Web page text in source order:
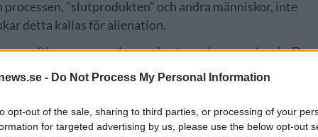
- Do Not Process My Personal Information
opt-out of the sale, sharing to third parties, or processing of your
for targeted advertising by us, please use the below opt-out
”slutprodukten” och andra människor, inte
detta kallas för alienation.
craftbryggare upplever något ganska annorlunda. De
bryggprocessen och communityn kring öl. Det handlar
med ingredienser, följa processen från
dricker ölen. Många av dem jag har pratat med
craftbeer är, där man delar idéer, hjälper varandra och